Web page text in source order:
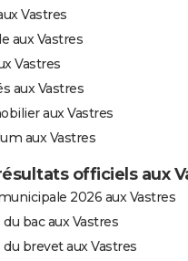
Vastres
aux Vastres
Vastres
aux Vastres
aux Vastres
aux Vastres
officiels aux
2026 aux Vastres
bac aux Vastres
brevet aux Vastres